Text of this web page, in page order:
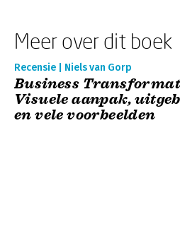
Meer over dit boek
Recensie | Niels van Gorp
Business
Visuele aanpak,
en vele voorbeelden